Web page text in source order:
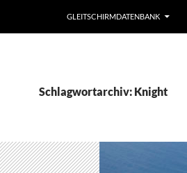
GLEITSCHIRMDATENBANK
Schlagwortarchiv: Knight